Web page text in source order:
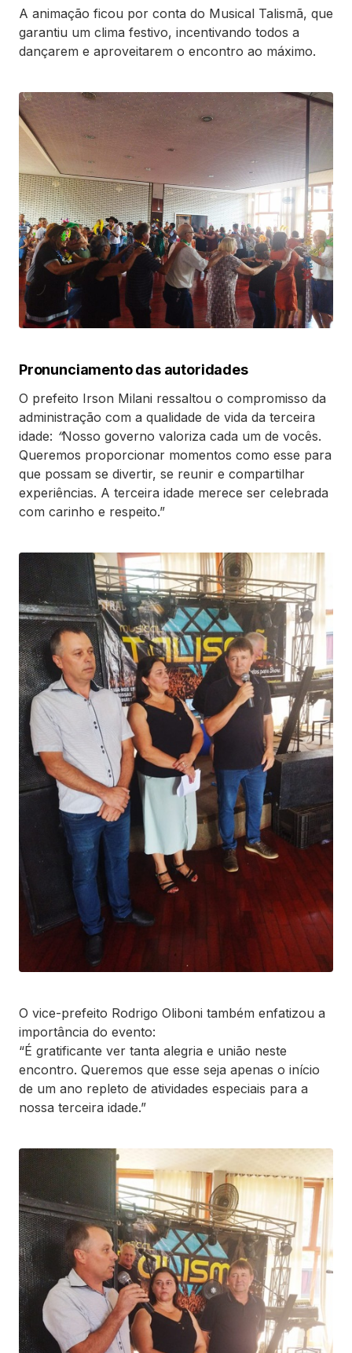
A animação ficou por conta do Musical Talismã, que
garantiu um clima festivo, incentivando todos a
dançarem e aproveitarem o encontro ao máximo.
Pronunciamento das autoridades
O prefeito Irson Milani ressaltou o compromisso da
administração com a qualidade de vida da terceira
idade: “Nosso governo valoriza cada um de vocês.
Queremos proporcionar momentos como esse para
que possam se divertir, se reunir e compartilhar
experiências. A terceira idade merece ser celebrada
com carinho e respeito.”
O vice-prefeito Rodrigo Oliboni também enfatizou a
importância do evento:
“É gratificante ver tanta alegria e união neste
encontro. Queremos que esse seja apenas o início
de um ano repleto de atividades especiais para a
nossa terceira idade.”